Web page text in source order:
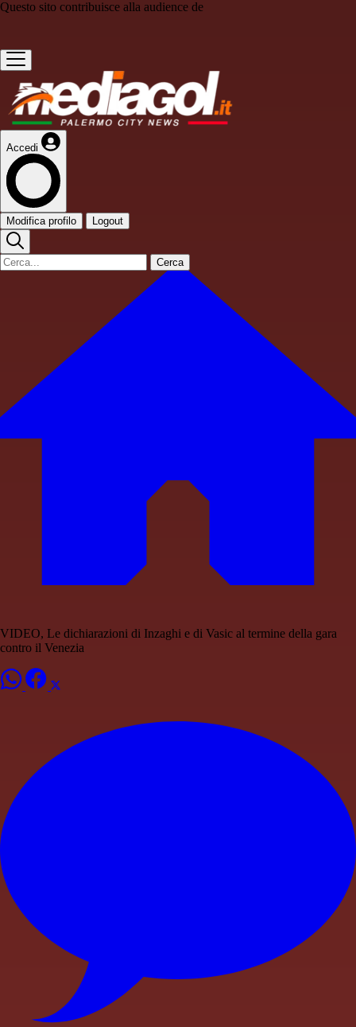
Questo sito contribuisce alla audience de
Accedi
Modifica profilo Logout
Cerca
VIDEO, Le dichiarazioni di Inzaghi e di Vasic al termine della gara
contro il Venezia